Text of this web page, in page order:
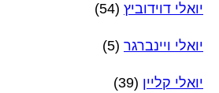
יואלי דוידוביץ (54)
יואלי ויינברגר (5)
יואלי קליין (39)